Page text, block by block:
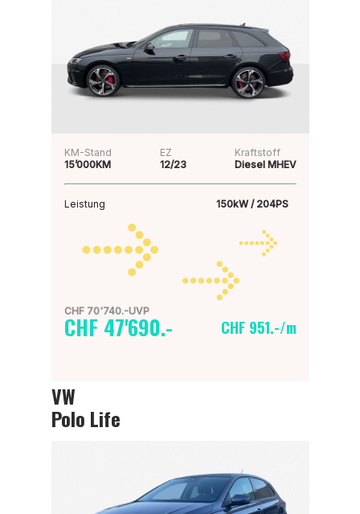
KM-Stand
15’000KM
EZ
12/23
Kraftstoff
Diesel MHEV
Leistung 150kW / 204PS
CHF 70'740.-UVP
CHF 47'690.- CHF 951.-/m
VW
Polo Life